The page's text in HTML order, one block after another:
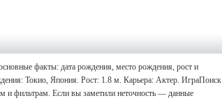
факты: дата рождения, место рождения, рост и
Токио, Япония. Рост: 1.8 м. Карьера: Актер. ИграПоиск
и фильтрам. Если вы заметили неточность — данные